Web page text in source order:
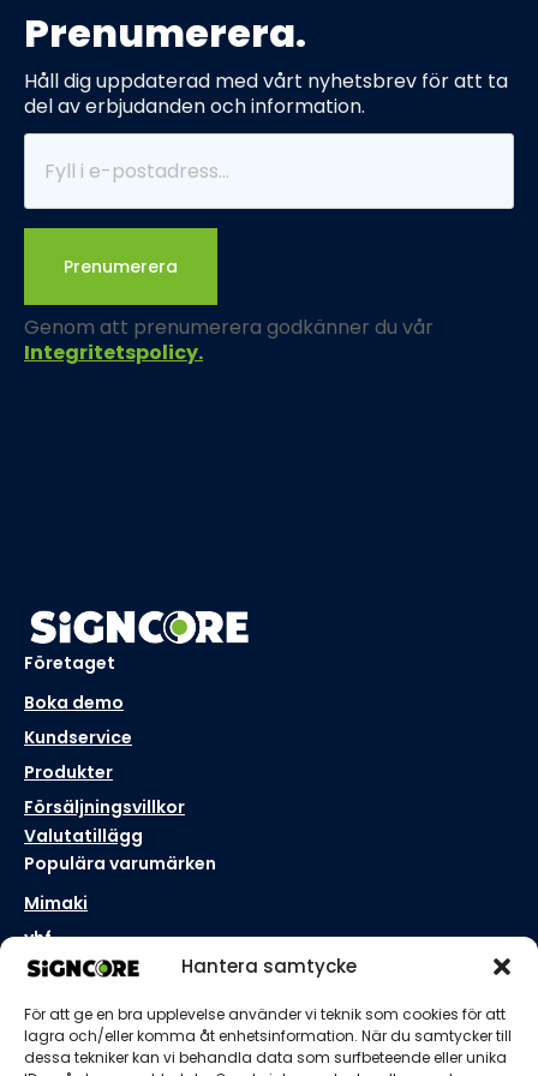
Hantera samtycke
För att ge en bra upplevelse använder vi teknik som cookies för att
lagra och/eller komma åt enhetsinformation. När du samtycker till
dessa tekniker kan vi behandla data som surfbeteende eller unika
Prenumerera.
Håll dig uppdaterad med vårt nyhetsbrev för att ta
del av erbjudanden och information.
Prenumerera
Genom att prenumerera godkänner du vår
Integritetspolicy.
Företaget
Boka demo
Kundservice
Produkter
Försäljningsvillkor
Valutatillägg
Populära varumärken
Mimaki
vhf
Aristo
Roll-X
Kontakta oss